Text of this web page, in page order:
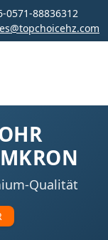
0571-88836312
Qualität